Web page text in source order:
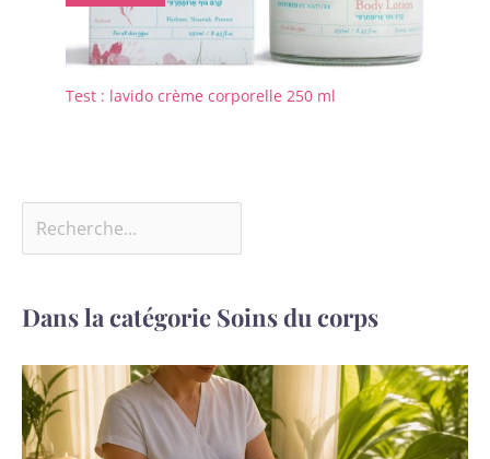
Test : lavido crème corporelle 250 ml
Dans la catégorie Soins du corps